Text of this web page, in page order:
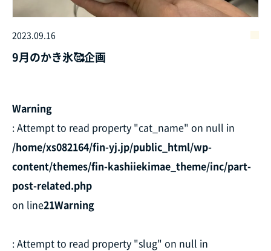
2023.09.16
9月のかき氷🥰企画
Warning
: Attempt to read property "cat_name" on null in
/home/xs082164/fin-yj.jp/public_html/wp-
content/themes/fin-kashiiekimae_theme/inc/part-
post-related.php
on line21Warning
: Attempt to read property "slug" on null in